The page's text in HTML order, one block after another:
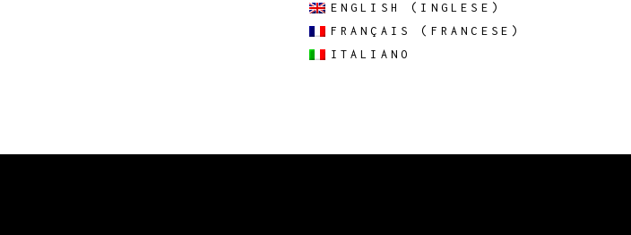
ENGLISH
( INGLESE )
FRANÇAIS
( FRANCESE )
ITALIANO